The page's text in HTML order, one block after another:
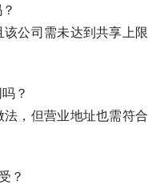
公司需未达到共享上限
？
，但营业地址也需符合
？